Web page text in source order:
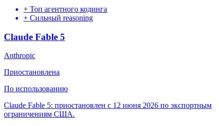
+ Топ агентного кодинга
+ Сильный reasoning
Claude Fable 5
Anthropic
Приостановлена
По использованию
Claude Fable 5: приостановлен с 12 июня 2026 по экспортным
ограничениям США.